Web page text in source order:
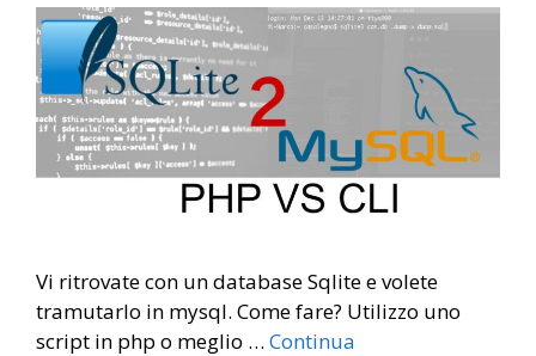
Vi ritrovate con un database Sqlite e volete
tramutarlo in mysql. Come fare? Utilizzo uno
script in php o meglio … Continua